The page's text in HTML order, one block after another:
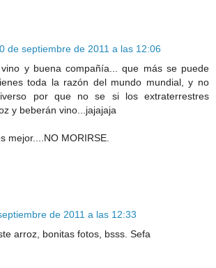
de septiembre de 2011 a las 12:06
y buena compañía... que más se puede
toda la razón del mundo mundial, y no
por que no se si los extraterrestres
y beberán vino...jajajaja
mejor....NO MORIRSE.
de 2011 a las 12:33
arroz, bonitas fotos, bsss. Sefa